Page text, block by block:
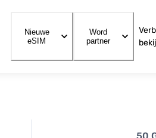
Nieuwe
eSIM
Word
partner